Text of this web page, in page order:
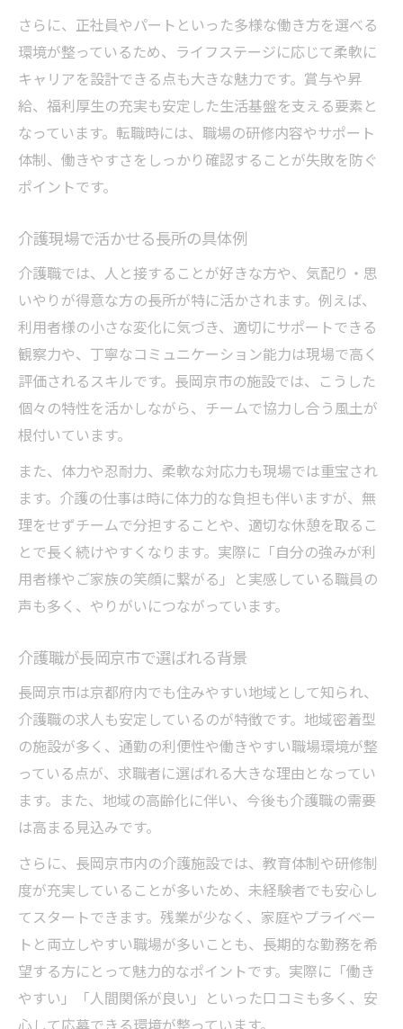
介護職が自立支援で果たす大切な役割
個別ケアで高まる介護職の専門性
介護現場で実現する自立支援の工夫
介護を通じて利用者の自立をサポート
介護職が目指す自立支援の未来像
さらに、正社員やパートといった多様な働き方を選べる
環境が整っているため、ライフステージに応じて柔軟に
キャリアを設計できる点も大きな魅力です。賞与や昇
給、福利厚生の充実も安定した生活基盤を支える要素と
なっています。転職時には、職場の研修内容やサポート
体制、働きやすさをしっかり確認することが失敗を防ぐ
ポイントです。
介護現場で活かせる長所の具体例
介護職では、人と接することが好きな方や、気配り・思
いやりが得意な方の長所が特に活かされます。例えば、
利用者様の小さな変化に気づき、適切にサポートできる
観察力や、丁寧なコミュニケーション能力は現場で高く
評価されるスキルです。長岡京市の施設では、こうした
個々の特性を活かしながら、チームで協力し合う風土が
根付いています。
また、体力や忍耐力、柔軟な対応力も現場では重宝され
ます。介護の仕事は時に体力的な負担も伴いますが、無
理をせずチームで分担することや、適切な休憩を取るこ
とで長く続けやすくなります。実際に「自分の強みが利
用者様やご家族の笑顔に繋がる」と実感している職員の
声も多く、やりがいにつながっています。
介護職が長岡京市で選ばれる背景
長岡京市は京都府内でも住みやすい地域として知られ、
介護職の求人も安定しているのが特徴です。地域密着型
の施設が多く、通勤の利便性や働きやすい職場環境が整
っている点が、求職者に選ばれる大きな理由となってい
ます。また、地域の高齢化に伴い、今後も介護職の需要
は高まる見込みです。
さらに、長岡京市内の介護施設では、教育体制や研修制
度が充実していることが多いため、未経験者でも安心し
てスタートできます。残業が少なく、家庭やプライベー
トと両立しやすい職場が多いことも、長期的な勤務を希
望する方にとって魅力的なポイントです。実際に「働き
やすい」「人間関係が良い」といった口コミも多く、安
心して応募できる環境が整っています。